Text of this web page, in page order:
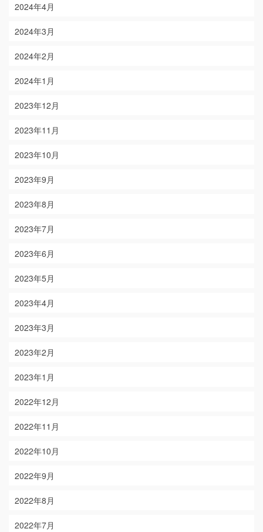
2024年4月
2024年3月
2024年2月
2024年1月
2023年12月
2023年11月
2023年10月
2023年9月
2023年8月
2023年7月
2023年6月
2023年5月
2023年4月
2023年3月
2023年2月
2023年1月
2022年12月
2022年11月
2022年10月
2022年9月
2022年8月
2022年7月